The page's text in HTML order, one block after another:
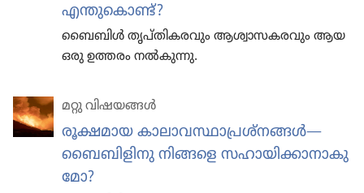
എന്തുകൊണ്ട്‌?
ബൈബിൾ തൃപ്‌തി​ക​ര​വും ആശ്വാ​സ​ക​ര​വും ആയ
ഒരു ഉത്തരം നൽകുന്നു.
മറ്റു വിഷയങ്ങൾ
രൂക്ഷമായ കാലാ​വ​സ്ഥാ​പ്ര​ശ്‌നങ്ങൾ—
ബൈബി​ളി​നു നിങ്ങളെ സഹായി​ക്കാ​നാ​കു​
മോ?